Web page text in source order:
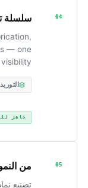
04 سلسلة
— one
جاهز
05 من